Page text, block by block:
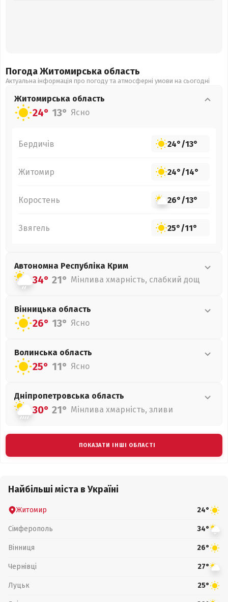
Погода Житомирська область
Актуальна інформація про погоду та атмосферні умови на сьогодні
Житомирська область
24° 13° Ясно
Бердичів 24°/13°
Житомир 24°/14°
Коростень 26°/13°
Звягель 25°/11°
Автономна Республіка Крим
34° 21° Мінлива хмарність, слабкий дощ
Вінницька область
26° 13° Ясно
Волинська область
25° 11° Ясно
Дніпропетровська область
30° 21° Мінлива хмарність, зливи
ПОКАЗАТИ ІНШІ ОБЛАСТІ
Найбільші міста в Україні
Житомир 24°
Сімферополь 34°
Вінниця 26°
Чернівці 27°
Луцьк 25°